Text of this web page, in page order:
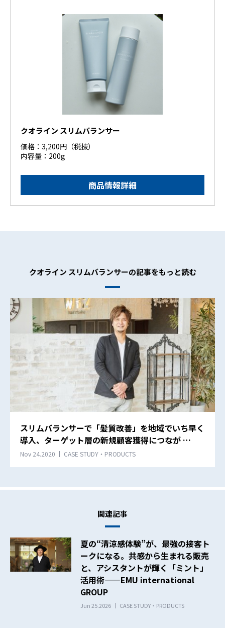
クオライン スリムバランサー
価格：3,200円（税抜）
内容量：200g
商品情報詳細
クオライン スリムバランサーの記事をもっと読む
スリムバランサーで「髪質改善」を地域でいち早く
導入、ターゲット層の新規顧客獲得につなが …
Nov 24.2020 CASE STUDY・PRODUCTS
関連記事
夏の“清涼感体験”が、最強の接客ト
ークになる。共感から生まれる販売
と、アシスタントが輝く「ミント」
活用術——EMU international
GROUP
Jun 25.2026 CASE STUDY・PRODUCTS